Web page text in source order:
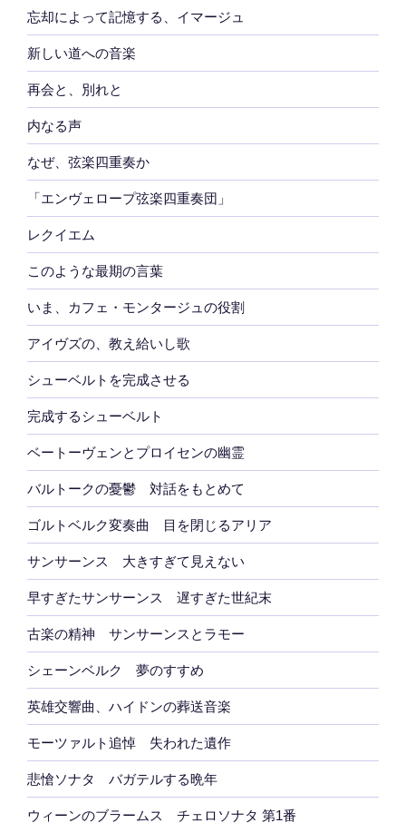
忘却によって記憶する、イマージュ
新しい道への音楽
再会と、別れと
内なる声
なぜ、弦楽四重奏か
「エンヴェロープ弦楽四重奏団」
レクイエム
このような最期の言葉
いま、カフェ・モンタージュの役割
アイヴズの、教え給いし歌
シューベルトを完成させる
完成するシューベルト
ベートーヴェンとプロイセンの幽霊
バルトークの憂鬱 対話をもとめて
ゴルトベルク変奏曲 目を閉じるアリア
サンサーンス 大きすぎて見えない
早すぎたサンサーンス 遅すぎた世紀末
古楽の精神 サンサーンスとラモー
シェーンベルク 夢のすすめ
英雄交響曲、ハイドンの葬送音楽
モーツァルト追悼 失われた遺作
悲愴ソナタ バガテルする晩年
ウィーンのブラームス チェロソナタ 第1番